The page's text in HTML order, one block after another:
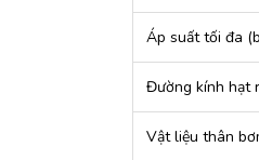
Áp suất tối đa
Đường kính hạt
Vật liệu thân